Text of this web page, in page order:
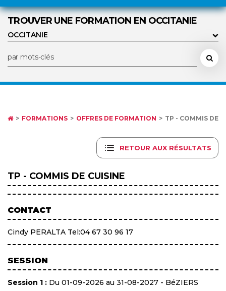
TROUVER UNE FORMATION EN OCCITANIE
FORMATIONS OFFRES DE FORMATION TP - COMMIS DE
RETOUR AUX RÉSULTATS
TP - COMMIS DE CUISINE
CONTACT
Cindy PERALTA Tel:04 67 30 96 17
SESSION
Session 1 : Du 01-09-2026 au 31-08-2027 - BéZIERS